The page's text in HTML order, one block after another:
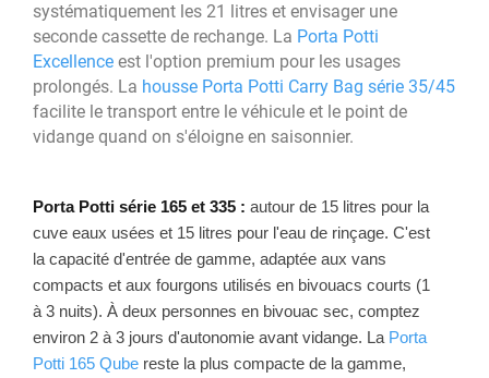
systématiquement les 21 litres et envisager une
seconde cassette de rechange. La Porta Potti
Excellence est l'option premium pour les usages
prolongés. La housse Porta Potti Carry Bag série 35/45
facilite le transport entre le véhicule et le point de
vidange quand on s'éloigne en saisonnier.
Porta Potti série 165 et 335 : autour de 15 litres pour la
cuve eaux usées et 15 litres pour l'eau de rinçage. C'est
la capacité d'entrée de gamme, adaptée aux vans
compacts et aux fourgons utilisés en bivouacs courts (1
à 3 nuits). À deux personnes en bivouac sec, comptez
environ 2 à 3 jours d'autonomie avant vidange. La Porta
Potti 165 Qube reste la plus compacte de la gamme,